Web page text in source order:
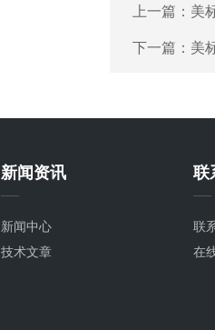
上一篇： 美
下一篇： 美
新闻资讯
新闻中心
技术文章
联
联
在